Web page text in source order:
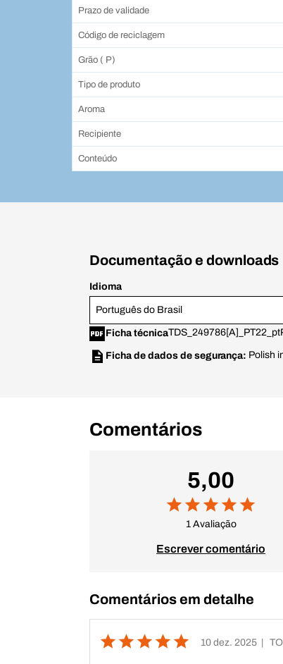
Prazo de validade
Código de reciclagem
Grão ( P)
Tipo de produto
Aroma
Recipiente
Conteúdo
Documentação e downloads
Idioma
Português do Brasil
Ficha técnica
Ficha de dados de segurança: Polish
Comentários
5,00
1 Avaliação
Escrever comentário
Comentários em detalhe
10 dez. 2025 |